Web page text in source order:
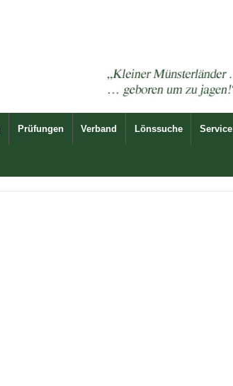
Prüfungen Verband Lönssuche Service